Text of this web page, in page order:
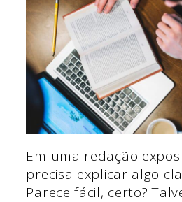
Em uma redação
precisa explicar algo
Parece fácil, certo?